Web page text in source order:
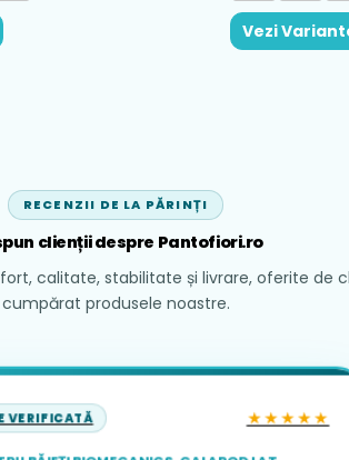
Vezi
RECENZII DE LA PĂRINȚI
clienții despre Pantofiori.ro
calitate, stabilitate și livrare, oferite de
cumpărat produsele noastre.
VERIFICATĂ ★★★★★